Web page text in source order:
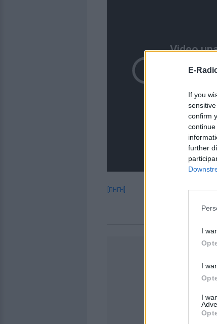
E-
If you
confirm
further
I
I
I
[ΠΗΓΗ]